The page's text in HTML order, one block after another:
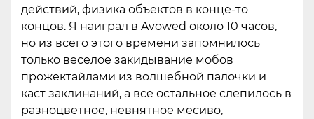
действий, физика объектов в конце-то
концов. Я наиграл в Avowed около 10 часов,
но из всего этого времени запомнилось
только веселое закидывание мобов
прожектайлами из волшебной палочки и
каст заклинаний, а все остальное слепилось в
разноцветное, невнятное месиво,